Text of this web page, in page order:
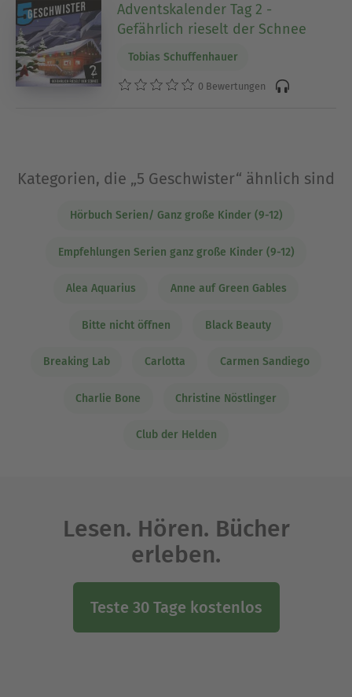
Adventskalender Tag 2 -
Gefährlich rieselt der Schnee
Tobias Schuffenhauer
0 Bewertungen
Kategorien, die „5 Geschwister“ ähnlich sind
Hörbuch Serien/ Ganz große Kinder (9-12)
Empfehlungen Serien ganz große Kinder (9-12)
Alea Aquarius Anne auf Green Gables
Bitte nicht öffnen Black Beauty
Breaking Lab Carlotta Carmen Sandiego
Charlie Bone Christine Nöstlinger
Club der Helden
Lesen. Hören. Bücher
erleben.
Teste 30 Tage kostenlos